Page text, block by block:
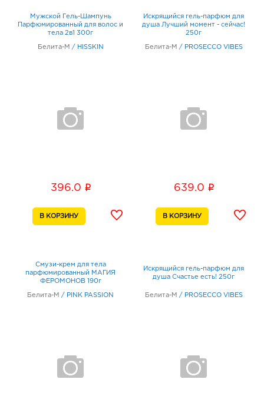
Мужской Гель-Шампунь
Парфюмированный для волос и
тела 2в1 300г
Белита-М / HISSKIN
396.0 i
Искрящийся гель-парфюм для
душа Лучший момент - сейчас!
250г
Белита-М / PROSECCO VIBES
639.0 i
Смузи-крем для тела
парфюмированный МАГИЯ
ФЕРОМОНОВ 190г
Белита-М / PINK PASSION
Искрящийся гель-парфюм для
душа Счастье есть! 250г
Белита-М / PROSECCO VIBES